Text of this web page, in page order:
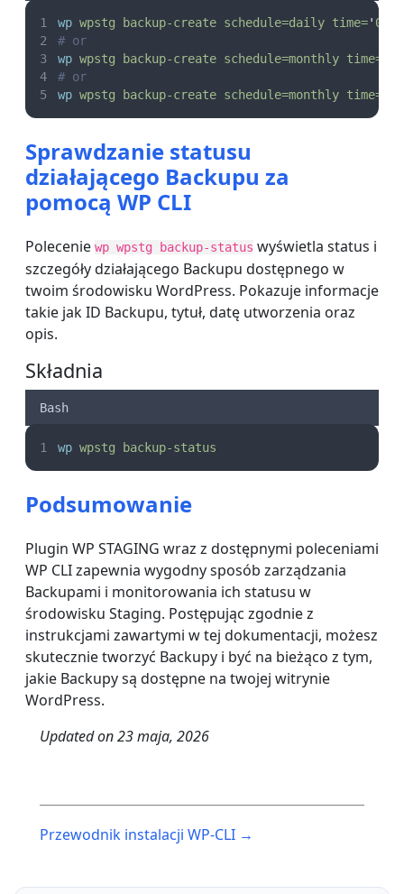
wp wpstg backup-create schedule=daily time='
# or
wp wpstg backup-create schedule=monthly time=
# or
wp wpstg backup-create schedule=monthly time=
Sprawdzanie statusu
działającego Backupu za
pomocą WP CLI
Polecenie wp wpstg backup-status wyświetla status i
szczegóły działającego Backupu dostępnego w
twoim środowisku WordPress. Pokazuje informacje
takie jak ID Backupu, tytuł, datę utworzenia oraz
opis.
Składnia
Bash
wp wpstg backup-status
Podsumowanie
Plugin WP STAGING wraz z dostępnymi poleceniami
WP CLI zapewnia wygodny sposób zarządzania
Backupami i monitorowania ich statusu w
środowisku Staging. Postępując zgodnie z
instrukcjami zawartymi w tej dokumentacji, możesz
skutecznie tworzyć Backupy i być na bieżąco z tym,
jakie Backupy są dostępne na twojej witrynie
WordPress.
Updated on23 maja, 2026
navigation
Przewodnik instalacji WP-CLI →